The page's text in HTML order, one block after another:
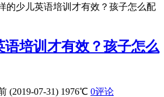
的少儿英语培训才有效？孩子怎么配
语培训才有效？孩子怎么
(2019-07-31) 1976℃ 0评论